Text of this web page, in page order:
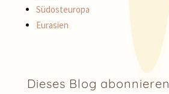
Südosteuropa
Eurasien
Dieses Blog abonnieren